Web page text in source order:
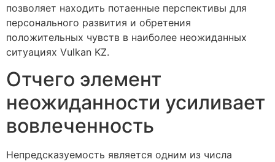
позволяет находить потаенные перспективы для
персонального развития и обретения
положительных чувств в наиболее неожиданных
ситуациях Vulkan KZ.
Отчего элемент
неожиданности усиливает
вовлеченность
Непредсказуемость является одним из числа